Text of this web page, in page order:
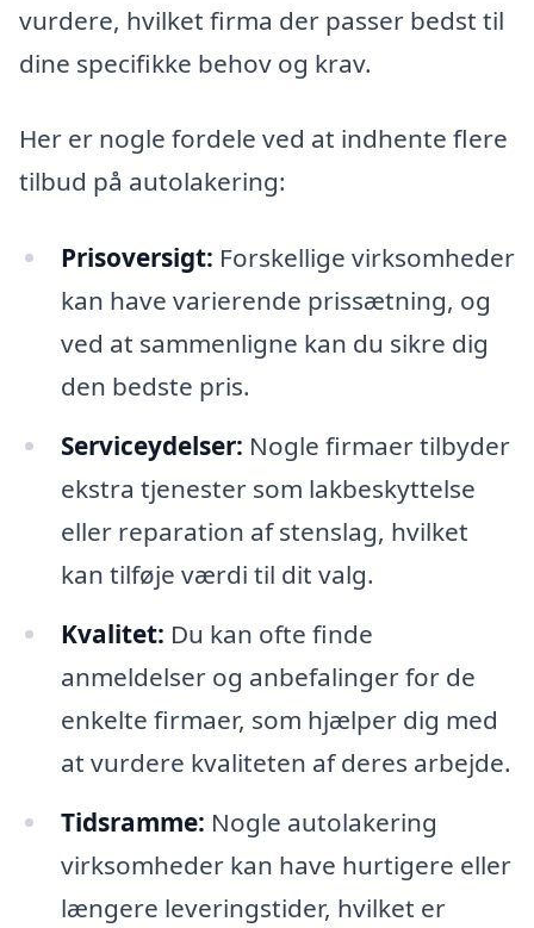
vurdere, hvilket firma der passer bedst til
dine specifikke behov og krav.
Her er nogle fordele ved at indhente flere
tilbud på autolakering:
Prisoversigt: Forskellige virksomheder
kan have varierende prissætning, og
ved at sammenligne kan du sikre dig
den bedste pris.
Serviceydelser: Nogle firmaer tilbyder
ekstra tjenester som lakbeskyttelse
eller reparation af stenslag, hvilket
kan tilføje værdi til dit valg.
Kvalitet: Du kan ofte finde
anmeldelser og anbefalinger for de
enkelte firmaer, som hjælper dig med
at vurdere kvaliteten af deres arbejde.
Tidsramme: Nogle autolakering
virksomheder kan have hurtigere eller
længere leveringstider, hvilket er